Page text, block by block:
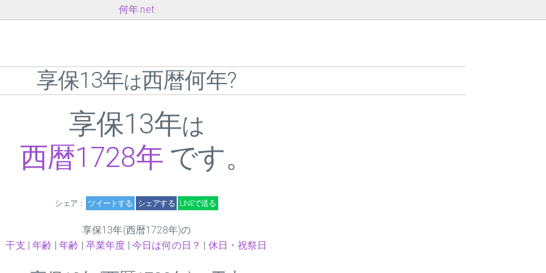
何年.net
享保13年は西暦何年?
享保13年は
西暦1728年 です。
シェア： ツイートする シェアする LINEで送る
享保13年(西暦1728年)の
干支 |年齢 |年齢 | 卒業年度 | 今日は何の日？ | 休日・祝祭日